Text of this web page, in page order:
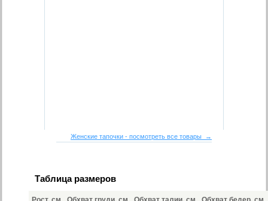
Женские тапочки - посмотреть все товары →
Таблица размеров